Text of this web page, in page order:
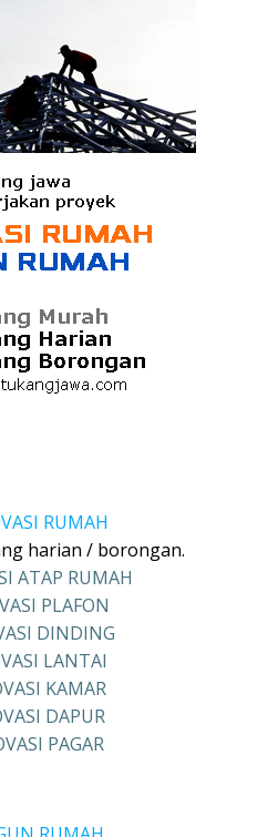
RUMAH
harian / borongan.
ATAP RUMAH
PLAFON
DINDING
LANTAI
KAMAR
DAPUR
PAGAR